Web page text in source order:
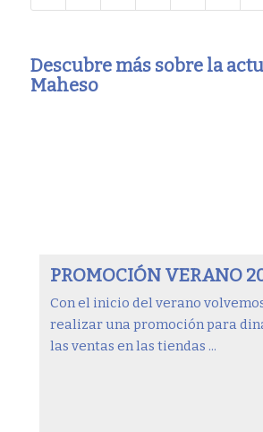
Descubre más sobre la
Maheso
PROMOCIÓN VERANO
Con el inicio del verano
realizar una promoción para
las ventas en las tiendas ...